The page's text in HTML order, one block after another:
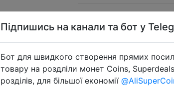
Підпишись на канали та бот у
Бот для швидкого створення прямих
товару на роздліли монет Coins,
розділів, для більшої економії